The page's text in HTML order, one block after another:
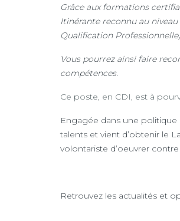
Grâce aux formations
Itinérante reconnu au
Qualification
Vous pourrez ainsi faire
compétences.
Ce poste, en CDI, est à
Engagée dans une politique
talents et vient d’obtenir le
volontariste d’oeuvrer
Retrouvez les actualités et